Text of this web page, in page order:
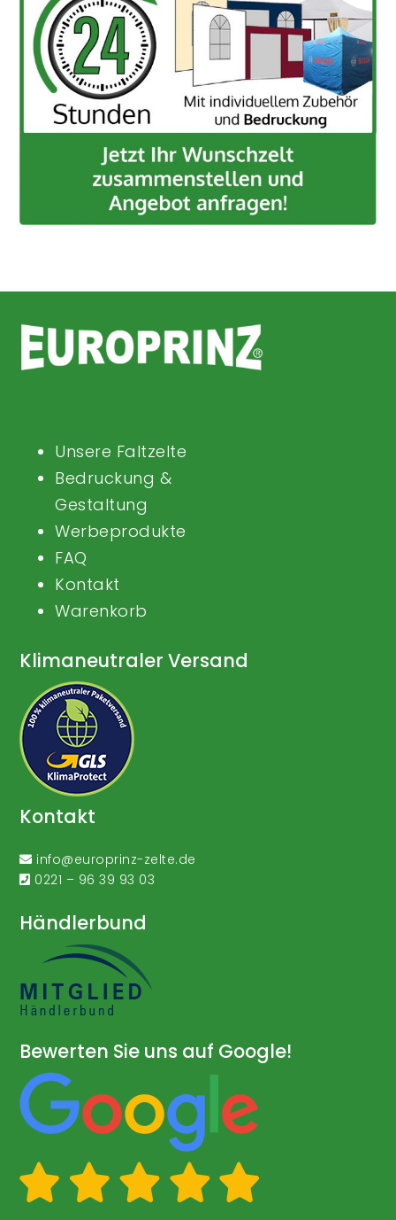
Unsere Faltzelte
Bedruckung &
Gestaltung
Werbeprodukte
FAQ
Kontakt
Warenkorb
Klimaneutraler Versand
Kontakt
info@europrinz-zelte.de
0221 – 96 39 93 03
Händlerbund
Bewerten Sie uns auf Google!